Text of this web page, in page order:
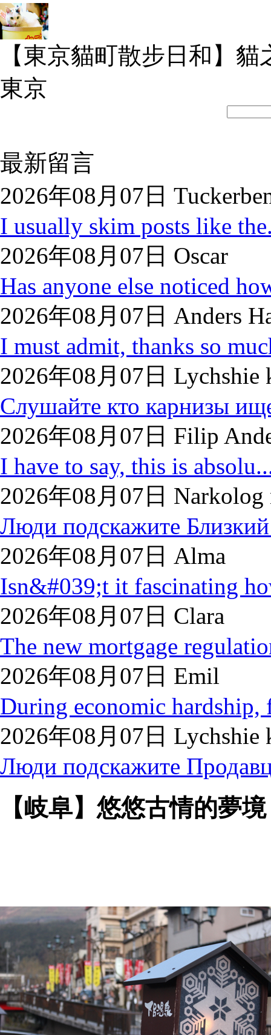
【東京貓町散步日和】貓
東京
最新留言
2026年08月07日
I usually skim posts like
2026年08月07日 Oscar
Has anyone else noticed
2026年08月07日 Anders
I must admit, thanks so
2026年08月07日 Lychshie
Слушайте кто карнизы
2026年08月07日 Filip
I have to say, this is
2026年08月07日 Narkolog
Люди подскажите
2026年08月07日 Alma
Isn&#039;t it fascinating
2026年08月07日 Clara
The new mortgage
2026年08月07日 Emil
During economic hardship,
2026年08月07日 Lychshie
Люди подскажите
【岐阜】悠悠古情的夢